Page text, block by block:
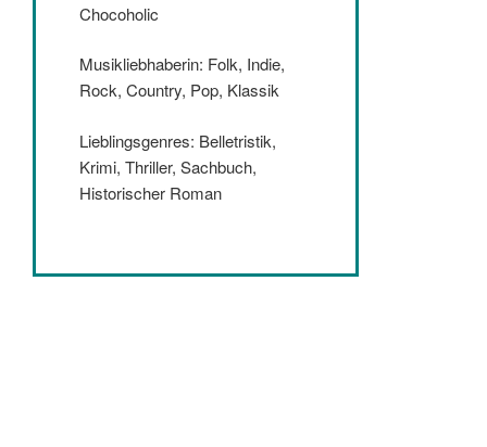
Chocoholic
Musikliebhaberin: Folk, Indie,
Rock, Country, Pop, Klassik
Lieblingsgenres: Belletristik,
Krimi, Thriller, Sachbuch,
Historischer Roman